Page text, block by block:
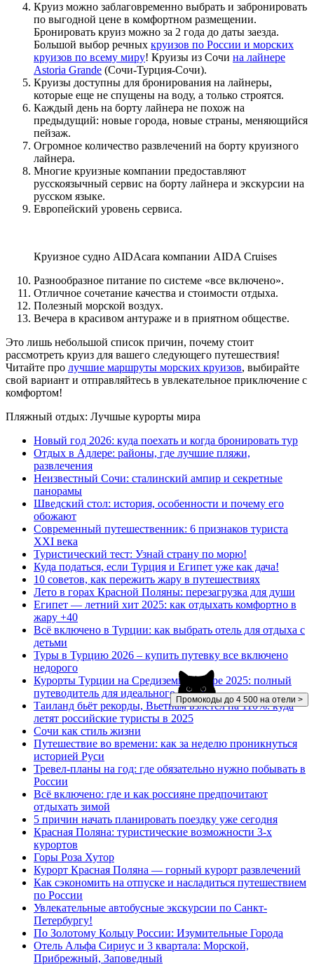
Промокоды до 4 500 на отели >
Круиз можно заблаговременно выбрать и забронировать
по выгодной цене в комфортном размещении.
Бронировать круиз можно за 2 года до даты заезда.
Большой выбор речных круизов по России и морских
круизов по всему миру! Круизы из Сочи на лайнере
Astoria Grande (Сочи-Турция-Сочи).
Круизы доступны для бронирования на лайнеры,
которые еще не спущены на воду, а только строятся.
Каждый день на борту лайнера не похож на
предыдущий: новые города, новые страны, меняющийся
пейзаж.
Огромное количество развлечений на борту круизного
лайнера.
Многие круизные компании предоставляют
русскоязычный сервис на борту лайнера и экскурсии на
русском языке.
Европейский уровень сервиса.
Круизное судно AIDAcara компании AIDA Cruises
Разнообразное питание по системе «все включено».
Отличное сочетание качества и стоимости отдыха.
Полезный морской воздух.
Вечера в красивом антураже и в приятном обществе.
Это лишь небольшой список причин, почему стоит
рассмотреть круиз для вашего следующего путешествия!
Читайте про лучшие маршруты морских круизов, выбирайте
свой вариант и отправляйтесь в увлекательное приключение с
комфортом!
Пляжный отдых: Лучшые курорты мира
Новый год 2026: куда поехать и когда бронировать тур
Отдых в Адлере: районы, где лучшие пляжи,
развлечения
Неизвестный Сочи: сталинский ампир и секретные
панорамы
Шведский стол: история, особенности и почему его
обожают
Современный путешественник: 6 признаков туриста
XXI века
Туристический тест: Узнай страну по морю!
Куда податься, если Турция и Египет уже как дача!
10 советов, как пережить жару в путешествиях
Лето в горах Красной Поляны: перезагрузка для души
Египет — летний хит 2025: как отдыхать комфортно в
жару +40
Всё включено в Турции: как выбрать отель для отдыха с
детьми
Туры в Турцию 2026 – купить путевку все включено
недорого
Курорты Турции на Средиземном море 2025: полный
путеводитель для идеального отдыха
Таиланд бьёт рекорды, Вьетнам взлетел на 110%: куда
летят российские туристы в 2025
Сочи как стиль жизни
Путешествие во времени: как за неделю проникнуться
историей Руси
Тревел-планы на год: где обязательно нужно побывать в
России
Всё включено: где и как россияне предпочитают
отдыхать зимой
5 причин начать планировать поездку уже сегодня
Красная Поляна: туристические возможности 3-х
курортов
Горы Роза Хутор
Курорт Красная Поляна — горный курорт развлечений
Как сэкономить на отпуске и насладиться путешествием
по России
Увлекательные автобусные экскурсии по Санкт-
Петербургу!
По Золотому Кольцу России: Изумительные Города
Отель Альфа Сириус и 3 квартала: Морской,
Прибрежный, Заповедный